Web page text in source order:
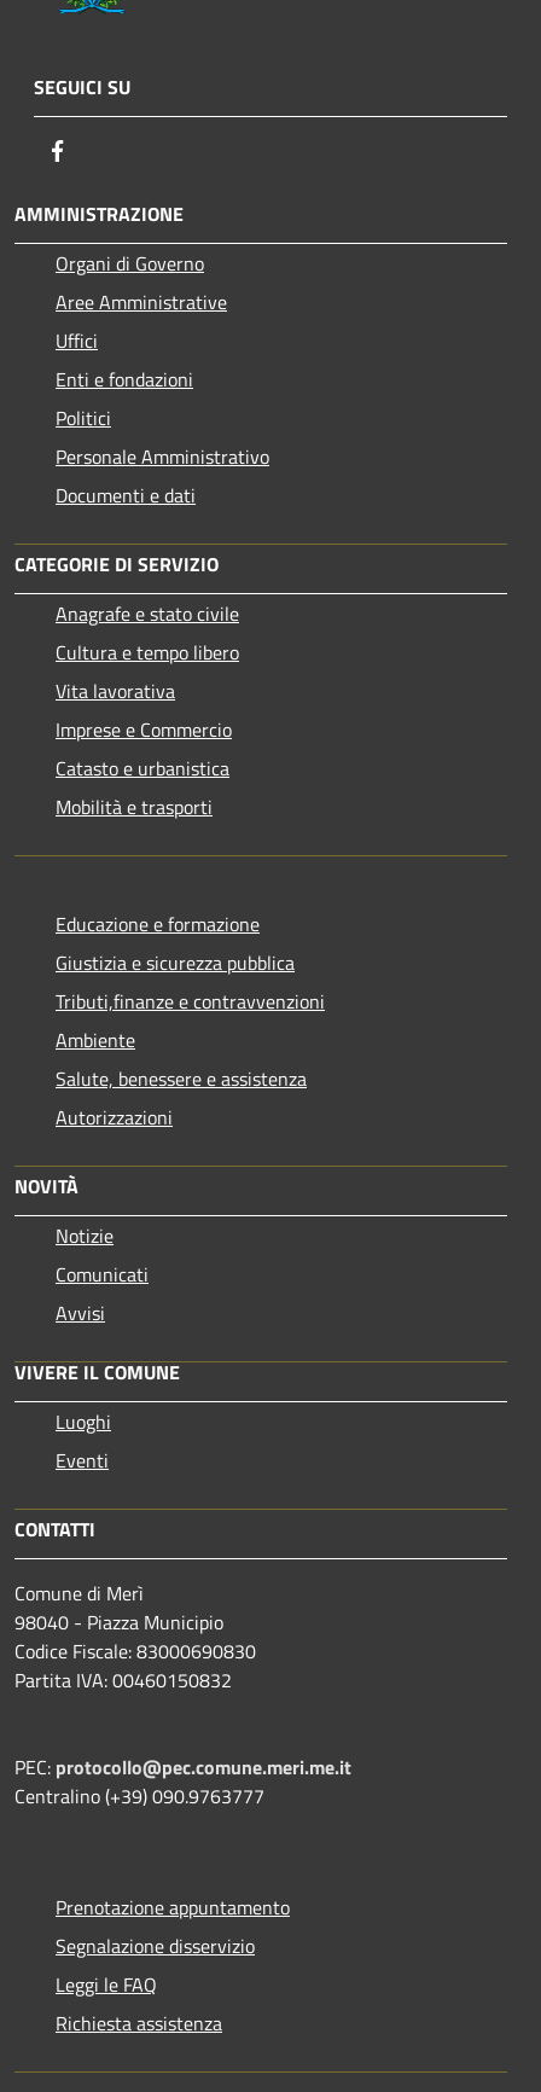
SEGUICI SU
AMMINISTRAZIONE
Organi di Governo
Aree Amministrative
Uffici
Enti e fondazioni
Politici
Personale Amministrativo
Documenti e dati
CATEGORIE DI SERVIZIO
Anagrafe e stato civile
Cultura e tempo libero
Vita lavorativa
Imprese e Commercio
Catasto e urbanistica
Mobilità e trasporti
Educazione e formazione
Giustizia e sicurezza pubblica
Tributi,finanze e contravvenzioni
Ambiente
Salute, benessere e assistenza
Autorizzazioni
NOVITÀ
Notizie
Comunicati
Avvisi
VIVERE IL COMUNE
Luoghi
Eventi
CONTATTI
Comune di Merì
98040 - Piazza Municipio
Codice Fiscale: 83000690830
Partita IVA: 00460150832
PEC: protocollo@pec.comune.meri.me.it
Centralino (+39) 090.9763777
Prenotazione appuntamento
Segnalazione disservizio
Leggi le FAQ
Richiesta assistenza